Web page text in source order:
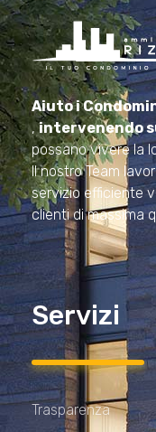
Amministrazioni Rizzardo
Il tuo condominio trasparente
Aiuto i
,intervenendo
possano vivere la
Il nostro Team
servizio efficiente
clienti di massima
Servizi
Trasparenza